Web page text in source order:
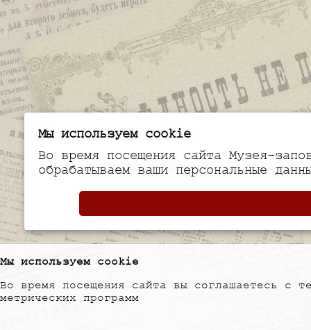
Мы используем cookie
Во время посещения сайта вы соглашаетесь с
метрических программ
Мы используем cookie
Во время посещения сайта Музея-
обрабатываем ваши персональные